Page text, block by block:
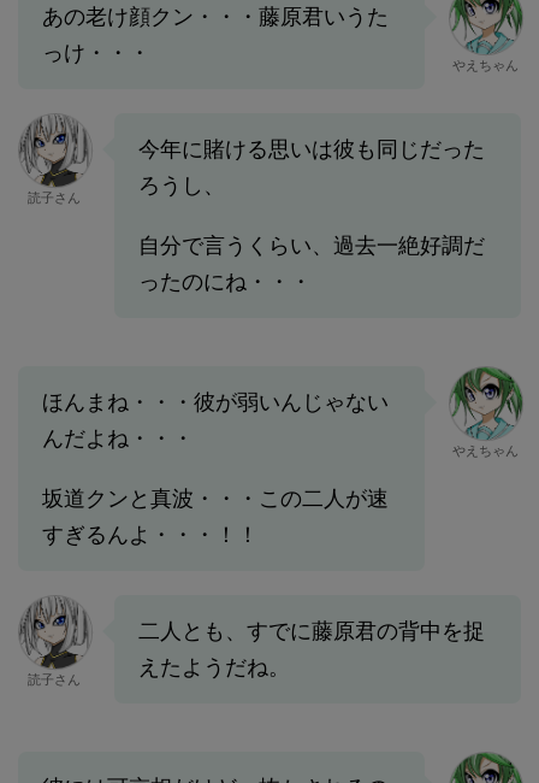
あの老け顔クン・・・藤原君いうた
っけ・・・
やえちゃん
読子さん
今年に賭ける思いは彼も同じだった
ろうし、
自分で言うくらい、過去一絶好調だ
ったのにね・・・
ほんまね・・・彼が弱いんじゃない
んだよね・・・
坂道クンと真波・・・この二人が速
すぎるんよ・・・！！
やえちゃん
読子さん
二人とも、すでに藤原君の背中を捉
えたようだね。